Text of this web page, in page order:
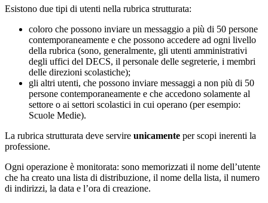
Esistono due tipi di utenti nella rubrica strutturata:
coloro che possono inviare un messaggio a più di 50 persone
contemporaneamente e che possono accedere ad ogni livello
della rubrica (sono, generalmente, gli utenti amministrativi
degli uffici del DECS, il personale delle segreterie, i membri
delle direzioni scolastiche);
gli altri utenti, che possono inviare messaggi a non più di 50
persone contemporaneamente e che accedono solamente al
settore o ai settori scolastici in cui operano (per esempio:
Scuole Medie).
La rubrica strutturata deve servire unicamente per scopi inerenti la
professione.
Ogni operazione è monitorata: sono memorizzati il nome dell’utente
che ha creato una lista di distribuzione, il nome della lista, il numero
di indirizzi, la data e l’ora di creazione.